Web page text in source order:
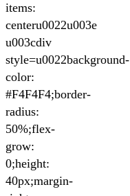
items:
centeru0022u003e
u003cdiv
style=u0022background-
color:
#F4F4F4;border-
radius:
50%;flex-
grow:
0;height:
40px;margin-